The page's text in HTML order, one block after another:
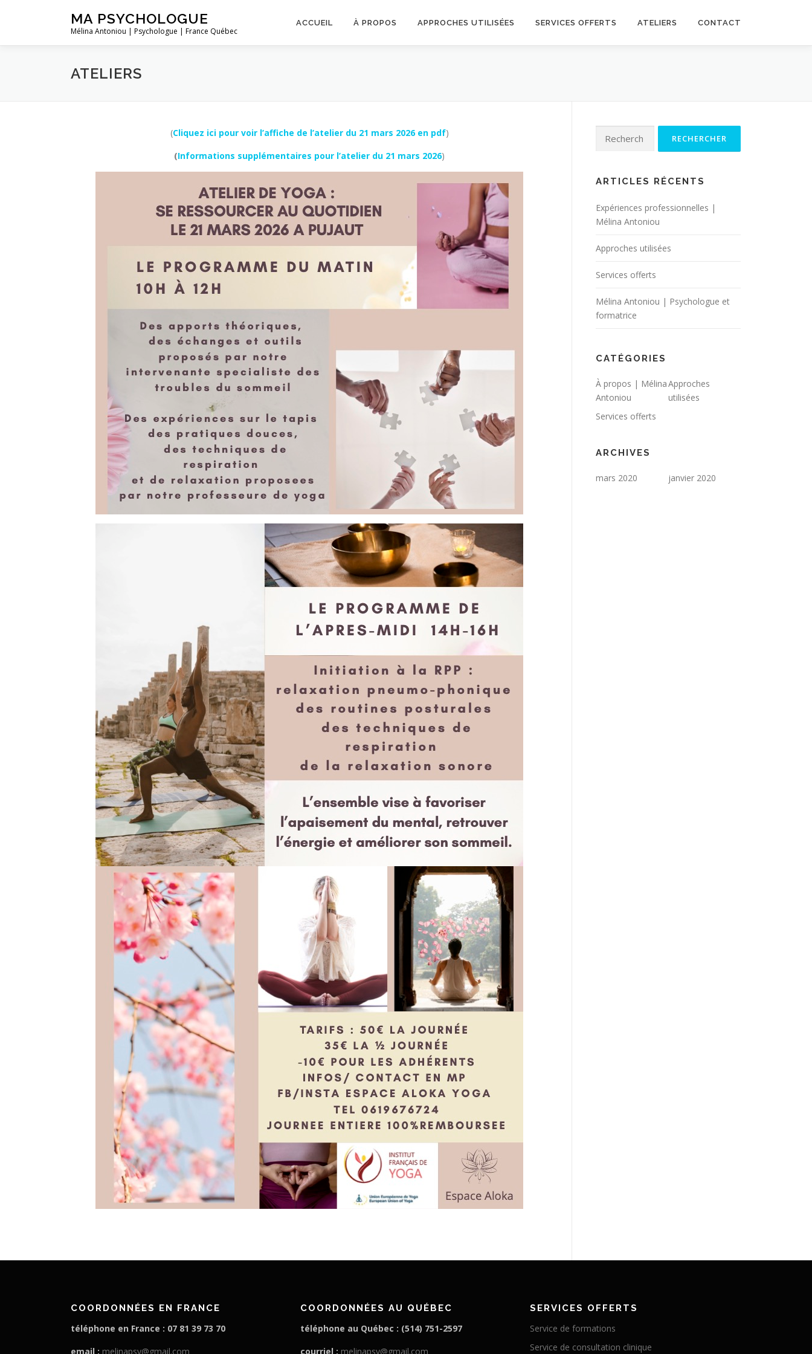
MA PSYCHOLOGUE
Mélina Antoniou | Psychologue | France Québec
ACCUEIL À PROPOS APPROCHES UTILISÉES SERVICES OFFERTS ATELIERS CONTACT
ATELIERS
(Cliquez ici pour voir l’affiche de l’atelier du 21 mars 2026 en pdf)
(Informations supplémentaires pour l’atelier du 21 mars 2026)
ARTICLES RÉCENTS
Expériences professionnelles |
Mélina Antoniou
Approches utilisées
Services offerts
Mélina Antoniou | Psychologue et
formatrice
CATÉGORIES
À propos | Mélina
Antoniou
Approches
utilisées
Services offerts
ARCHIVES
mars 2020 janvier 2020
COORDONNÉES EN FRANCE
téléphone en France : 07 81 39 73 70
email : melinapsy@gmail.com
COORDONNÉES AU QUÉBEC
téléphone au Québec : (514) 751-2597
courriel : melinapsy@gmail.com
SERVICES OFFERTS
Service de formations
Service de consultation clinique